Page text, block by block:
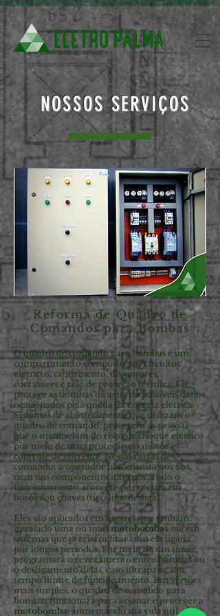
NOSSOS SERVIÇOS
Reforma de Quadro de
Comandos para Bombas
O quadro de comando para bombas é um
compartimento composto por circuitos
elétricos, cabeamento, disjuntores,
contatores e relé de proteção térmica. Ele
protege as bombas de água de possíveis danos
ocasionados pela queda da energia elétrica.
Sistemas de abastecimento que utilizam o
quadro de comando, protegem as pessoas
que o manuseiam do risco de choque elétrico
por meio de uma proteção no motor e
controle de corrente. Nessas caixas de
comando, o operador não encosta nos fios,
nem nos componentes internos. Todo o
funcionamento acontece por toques em
botões ou chaves (tipo liga/desliga).
Eles são aplicados em lugares que tenham
instalado uma ou mais motobombas ou, em
sistemas que precisem ficar com ela ligada
por longos períodos. Por meio de um timer,
programará o revezamento entre bombas ou
o desligamento delas, caso ultrapasse um
tempo limite de funcionamento. Em versões
mais simples, o quadro de comando para
bombas funcionará para acionar e proteger a
motobomba, aumentando sua vida útil, além